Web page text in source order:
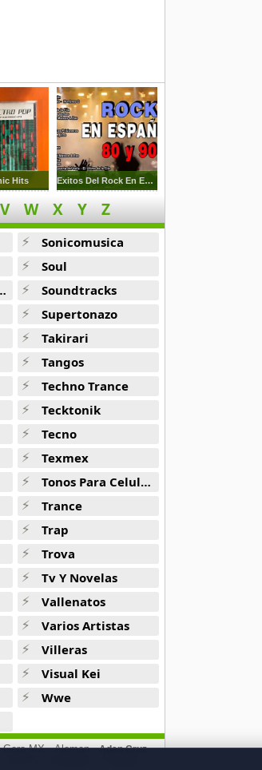
Hits Exitos Del Rock En Espanol De Los 80s Y 90s
V W X Y Z
Sonicomusica
Soul
Soundtracks
Supertonazo
Takirari
Tangos
Techno Trance
Tecktonik
Tecno
Texmex
Tonos Para Celulares
Trance
Trap
Trova
Tv Y Novelas
Vallenatos
Varios Artistas
Villeras
Visual Kei
Wwe
Gera MX Aleman
Adan Cruz